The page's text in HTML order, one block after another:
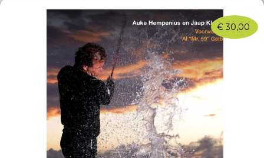
€ 30,00